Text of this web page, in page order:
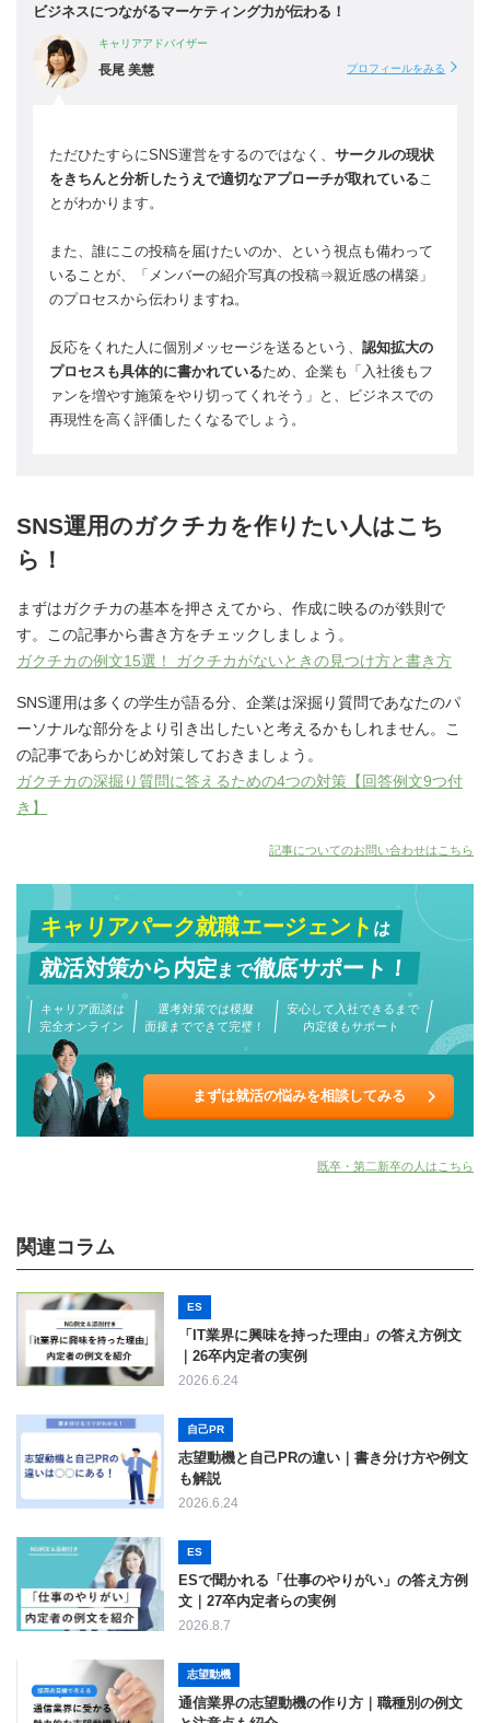
ビジネスにつながるマーケティング力が伝わる！
キャリアアドバイザー
長尾 美慧 プロフィールをみる
ただひたすらにSNS運営をするのではなく、 サークルの現状
をきちんと分析したうえで適切なアプローチが取れている こ
とがわかります。
また、誰にこの投稿を届けたいのか、という視点も備わって
いることが、「メンバーの紹介写真の投稿⇒親近感の構築」
のプロセスから伝わりますね。
反応をくれた人に個別メッセージを送るという、 認知拡大の
プロセスも具体的に書かれているため、企業も「入社後もフ
ァンを増やす施策をやり切ってくれそう」と、ビジネスでの
再現性を高く評価したくなるでしょう。
SNS運用のガクチカを作りたい人はこち
ら！
まずはガクチカの基本を押さえてから、作成に映るのが鉄則で
す。この記事から書き方をチェックしましょう。
ガクチカの例文15選！ ガクチカがないときの見つけ方と書き方
SNS運用は多くの学生が語る分、企業は深掘り質問であなたのパ
ーソナルな部分をより引き出したいと考えるかもしれません。こ
の記事であらかじめ対策しておきましょう。
ガクチカの深掘り質問に答えるための4つの対策【回答例文9つ付
き】
記事についてのお問い合わせはこちら
キャリアパーク就職エージェントは
就活対策から内定まで徹底サポート！
キャリア面談は
完全オンライン
選考対策では模擬
面接までできて完璧！
安心して入社できるまで
内定後もサポート
まずは就活の悩みを相談してみる
既卒・第二新卒の人はこちら
関連コラム
ES
「IT業界に興味を持った理由」の答え方例文
｜26卒内定者の実例
2026.6.24
自己PR
志望動機と自己PRの違い｜書き分け方や例文
も解説
2026.6.24
ES
ESで聞かれる「仕事のやりがい」の答え方例
文｜27卒内定者らの実例
2026.8.7
志望動機
通信業界の志望動機の作り方｜職種別の例文